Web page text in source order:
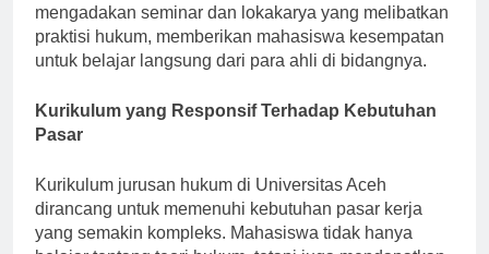
mengadakan seminar dan lokakarya yang melibatkan
praktisi hukum, memberikan mahasiswa kesempatan
untuk belajar langsung dari para ahli di bidangnya.
Kurikulum yang Responsif Terhadap Kebutuhan
Pasar
Kurikulum jurusan hukum di Universitas Aceh
dirancang untuk memenuhi kebutuhan pasar kerja
yang semakin kompleks. Mahasiswa tidak hanya